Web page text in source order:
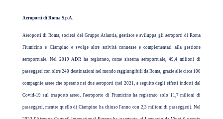
Aeroporti di Roma S.p.A.
Aeroporti di Roma, società del Gruppo Atlantia, gestisce e sviluppa gli aeroporti di Roma
Fiumicino e Ciampino e svolge altre attività connesse e complementari alla gestione
aeroportuale. Nel 2019 ADR ha registrato, come sistema aeroportuale, 49,4 milioni di
passeggeri con oltre 240 destinazioni nel mondo raggiungibili da Roma, grazie alle circa 100
compagnie aeree che operano nei due aeroporti (nel 2021, a seguito degli effetti indotti dal
Covid-19 sul trasporto aereo, l'aeroporto di Fiumicino ha registrato solo 11,7 milioni di
passeggeri, mentre quello di Ciampino ha chiuso l'anno con 2,3 milioni di passeggeri). Nel